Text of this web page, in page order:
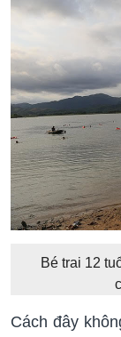
Bé trai 12
Cách đây